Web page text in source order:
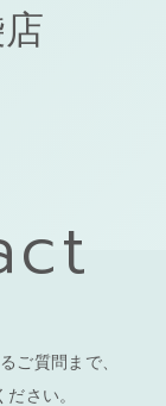
ご質問まで、
さい。